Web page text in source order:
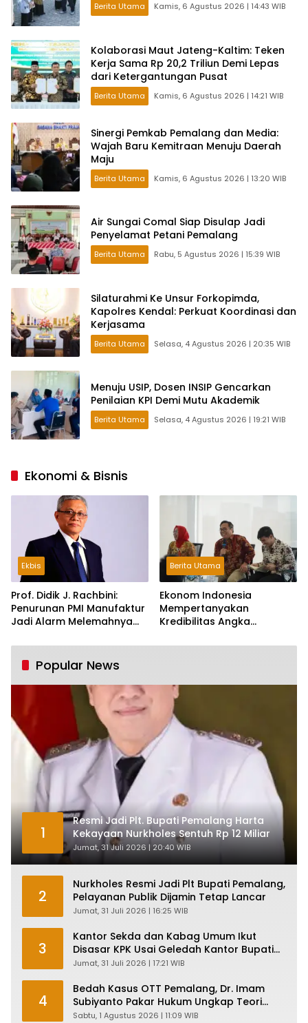
Berita Utama Kamis, 6 Agustus 2026 | 14:43 WIB
Kolaborasi Maut Jateng-Kaltim: Teken
Kerja Sama Rp 20,2 Triliun Demi Lepas
dari Ketergantungan Pusat
Berita Utama Kamis, 6 Agustus 2026 | 14:21 WIB
Sinergi Pemkab Pemalang dan Media:
Wajah Baru Kemitraan Menuju Daerah
Maju
Berita Utama Kamis, 6 Agustus 2026 | 13:20 WIB
Air Sungai Comal Siap Disulap Jadi
Penyelamat Petani Pemalang
Berita Utama Rabu, 5 Agustus 2026 | 15:39 WIB
Silaturahmi Ke Unsur Forkopimda,
Kapolres Kendal: Perkuat Koordinasi dan
Kerjasama
Berita Utama Selasa, 4 Agustus 2026 | 20:35 WIB
Menuju USIP, Dosen INSIP Gencarkan
Penilaian KPI Demi Mutu Akademik
Berita Utama Selasa, 4 Agustus 2026 | 19:21 WIB
Ekonomi & Bisnis
Ekbis
Prof. Didik J. Rachbini:
Penurunan PMI Manufaktur
Jadi Alarm Melemahnya
Berita Utama
Ekonom Indonesia
Mempertanyakan
Kredibilitas Angka
Tumbuh Tapi Rapuh
Popular News
1
Resmi Jadi Plt. Bupati Pemalang Harta
Kekayaan Nurkholes Sentuh Rp 12 Miliar
Jumat, 31 Juli 2026 | 20:40 WIB
2
Nurkholes Resmi Jadi Plt Bupati Pemalang,
Pelayanan Publik Dijamin Tetap Lancar
Jumat, 31 Juli 2026 | 16:25 WIB
3
Kantor Sekda dan Kabag Umum Ikut
Disasar KPK Usai Geledah Kantor Bupati
Pemalang
Jumat, 31 Juli 2026 | 17:21 WIB
4
Bedah Kasus OTT Pemalang, Dr. Imam
Subiyanto Pakar Hukum Ungkap Teori
Penyertaan KPK
Sabtu, 1 Agustus 2026 | 11:09 WIB